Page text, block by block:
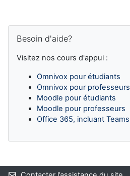
Blocs
Besoin d'aide?
Visitez nos cours d'appui :
Omnivox pour étudiants
Omnivox pour professeurs
Moodle pour étudiants
Moodle pour professeurs
Office 365, incluant Teams
Blocs supplémentaires